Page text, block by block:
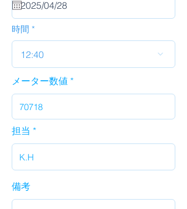
u
i
d
時間
12:40
メーター数値
担当
備考